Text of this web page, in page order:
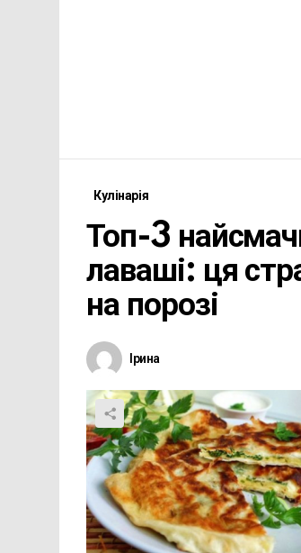
Кулінарія
Топ-3
лаваші: ця
на порозі
Ірина